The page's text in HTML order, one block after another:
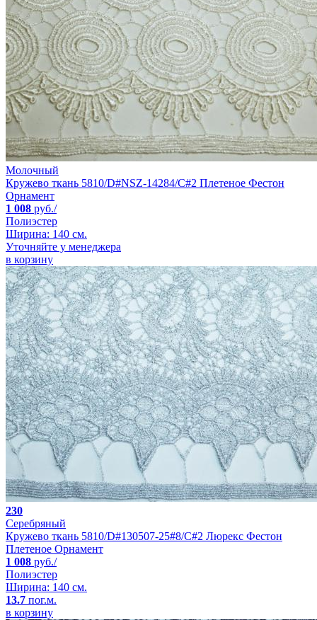
Молочный
Кружево ткань 5810/D#NSZ-14284/C#2 Плетеное Фестон
Орнамент
1 008 руб./
Полиэстер
Ширина: 140 см.
Уточняйте у менеджера
в корзину
230
Серебряный
Кружево ткань 5810/D#130507-25#8/C#2 Люрекс Фестон
Плетеное Орнамент
1 008 руб./
Полиэстер
Ширина: 140 см.
13.7 пог.м.
в корзину